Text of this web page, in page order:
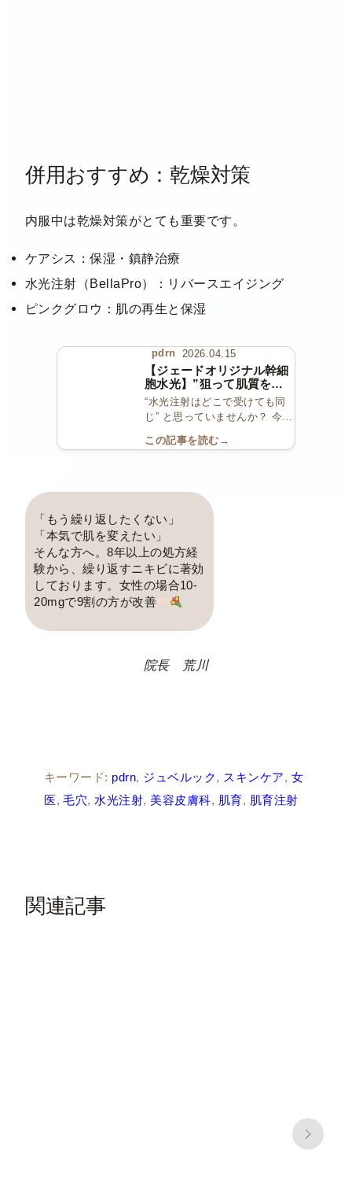
併用おすすめ：乾燥対策
内服中は乾燥対策がとても重要です。
ケアシス：保湿・鎮静治療
水光注射（BellaPro）：リバースエイジング
ピンクグロウ：肌の再生と保湿
pdrn 2026.04.15
【ジェードオリジナル幹細
胞水光】”狙って肌質を変
える”水光注射
“水光注射はどこで受けても同
じ” と思っていませんか？ 今回
の【幹細胞水光注射】です
※
一薬剤の水光注射ではなく […]
この記事を読む →
「もう繰り返したくない」
「本気で肌を変えたい」
そんな方へ。8年以上の処方経
験から、繰り返すニキビに著効
しております。女性の場合10-
20mgで9割の方が改善
院長 荒川
キーワード: pdrn, ジュベルック, スキンケア, 女
医, 毛穴, 水光注射, 美容皮膚科, 肌育, 肌育注射
関連記事